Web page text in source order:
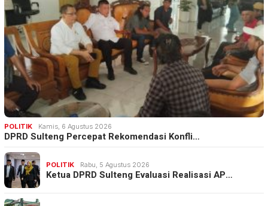
POLITIK Kamis, 6 Agustus 2026
DPRD Sulteng Percepat Rekomendasi Konfli…
POLITIK Rabu, 5 Agustus 2026
Ketua DPRD Sulteng Evaluasi Realisasi AP…